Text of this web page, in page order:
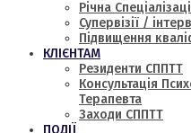
Річна
Супервізії /
Підвищення
КЛІЄНТАМ
Резиденти СППТТ
Консультація
Терапевта
Заходи СППТТ
ПОДІЇ